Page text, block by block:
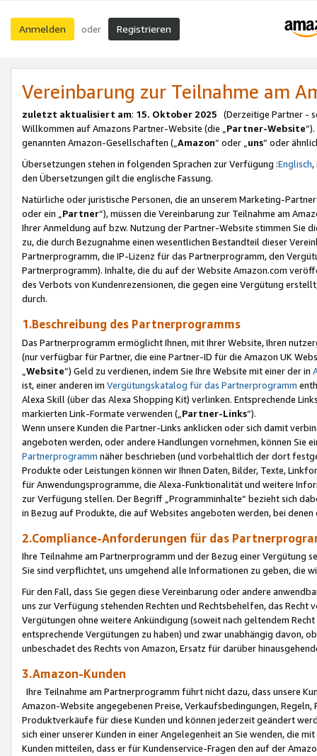
Anmelden oder Registrieren
Vereinbarung zur Teilnahme am
zuletzt aktualisiert am: 15. Oktober 2025 (Derzeitige Partner -
Willkommen auf Amazons Partner-Website (die „Partner-Website
genannten Amazon-Gesellschaften („Amazon“ oder „uns“ oder
Übersetzungen stehen in folgenden Sprachen zur Verfügung :Englisch,
den Übersetzungen gilt die englische Fassung.
Natürliche oder juristische Personen, die an unserem Marketing-
oder ein „Partner“), müssen die Vereinbarung zur Teilnahme am
Ihrer Anmeldung auf bzw. Nutzung der Partner-Website stimmen Sie
zu, die durch Bezugnahme einen wesentlichen Bestandteil dieser
Partnerprogramm, die IP-Lizenz für das Partnerprogramm, den
Partnerprogramm). Inhalte, die du auf der Website Amazon.com
des Verbots von Kundenrezensionen, die gegen eine Vergütung
durch.
1.Beschreibung des Partnerprogramms
Das Partnerprogramm ermöglicht Ihnen, mit Ihrer Website, Ihren
(nur verfügbar für Partner, die eine Partner-ID für die Amazon UK
Website“) Geld zu verdienen, indem Sie Ihre Website mit einer der in
ist, einer anderen im Vergütungskatalog für das Partnerprogramm
Alexa Skill (über das Alexa Shopping Kit) verlinken. Entsprechende
markierten Link-Formate verwenden („ Partner-Links“).
Wenn unsere Kunden die Partner-Links anklicken oder sich damit
angeboten werden, oder andere Handlungen vornehmen, können Sie
Partnerprogramm näher beschrieben (und vorbehaltlich der dort
Produkte oder Leistungen können wir Ihnen Daten, Bilder, Texte,
für Anwendungsprogramme, die Alexa-Funktionalität und weitere
zur Verfügung stellen. Der Begriff „Programminhalte“ bezieht sich
in Bezug auf Produkte, die auf Websites angeboten werden, bei
2.Compliance-Anforderungen für das
Ihre Teilnahme am Partnerprogramm und der Bezug einer Vergütung
Sie sind verpflichtet, uns umgehend alle Informationen zu geben, die
Für den Fall, dass Sie gegen diese Vereinbarung oder andere
uns zur Verfügung stehenden Rechten und Rechtsbehelfen, das
Vergütungen ohne weitere Ankündigung (soweit nach geltendem
entsprechende Vergütungen zu haben) und zwar unabhängig davon,
unbeschadet des Rechts von Amazon, Ersatz für darüber
3.Amazon-Kunden
Ihre Teilnahme am Partnerprogramm führt nicht dazu, dass unsere
Amazon-Website angegebenen Preise, Verkaufsbedingungen,
Produktverkäufe für diese Kunden und können jederzeit geändert
sich einer unserer Kunden in einer Angelegenheit an Sie wenden, die
Kunden mitteilen, dass er für Kundenservice-Fragen den auf der